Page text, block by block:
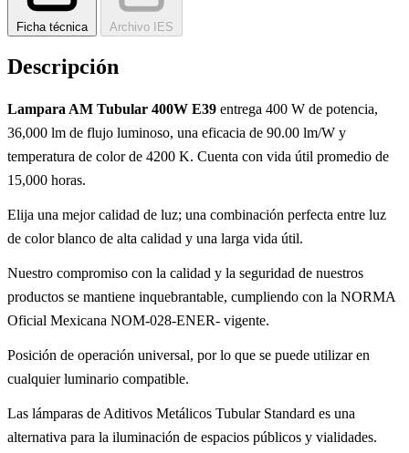
Ficha técnica Archivo IES
Descripción
Lampara AM Tubular 400W E39 entrega 400 W de potencia,
36,000 lm de flujo luminoso, una eficacia de 90.00 lm/W y
temperatura de color de 4200 K. Cuenta con vida útil promedio de
15,000 horas.
Elija una mejor calidad de luz; una combinación perfecta entre luz
de color blanco de alta calidad y una larga vida útil.
Nuestro compromiso con la calidad y la seguridad de nuestros
productos se mantiene inquebrantable, cumpliendo con la NORMA
Oficial Mexicana NOM-028-ENER- vigente.
Posición de operación universal, por lo que se puede utilizar en
cualquier luminario compatible.
Las lámparas de Aditivos Metálicos Tubular Standard es una
alternativa para la iluminación de espacios públicos y vialidades.